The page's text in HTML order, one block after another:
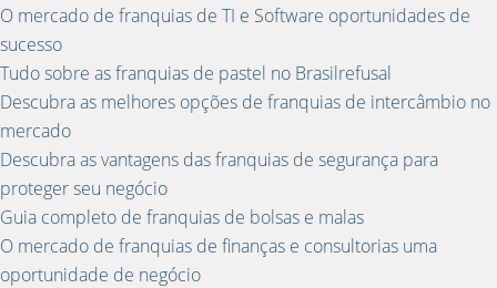
O mercado de franquias de TI e Software oportunidades de
sucesso
Tudo sobre as franquias de pastel no Brasilrefusal
Descubra as melhores opções de franquias de intercâmbio no
mercado
Descubra as vantagens das franquias de segurança para
proteger seu negócio
Guia completo de franquias de bolsas e malas
O mercado de franquias de finanças e consultorias uma
oportunidade de negócio